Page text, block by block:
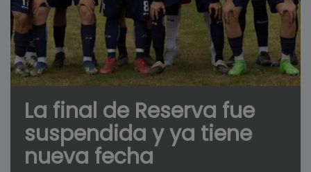
La final de Reserva fue
suspendida y ya tiene
nueva fecha